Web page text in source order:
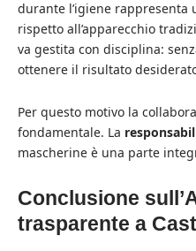
durante l’igiene
rispetto all’apparecchio
va gestita con disciplina:
ottenere il risultato
Per questo motivo la
fondamentale. La
mascherine è una parte
Conclusione
trasparente a